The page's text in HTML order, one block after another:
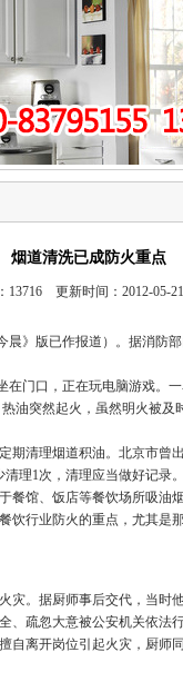
烟道清洗已成防火重点
更新时间：2012-05-
》版已作报道）。据消防
门口，正在玩电脑游戏。
突然起火，虽然明火被
清理烟道积油。北京市曾
理1次，清理应当做好记录。
馆、饭店等餐饮场所吸油
行业防火的重点，尤其
。据厨师事后交代，当
疏忽大意被公安机关依法行
离开岗位引起火灾，厨师